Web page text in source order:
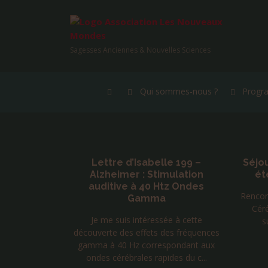
Sagesses Anciennes & Nouvelles Sciences
Qui sommes-nous ?
Lettre d’Isabelle 199 –
Alzheimer : Stimulation
auditive à 40 Htz Ondes
Gamma
Je me suis intéressée à cette
découverte des effets des fréquences
gamma à 40 Hz correspondant aux
ondes cérébrales rapides du c...